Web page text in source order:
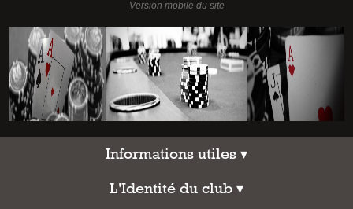
Informations utiles
Informations utiles ▾
L'Identité du club
L'Identité du club ▾